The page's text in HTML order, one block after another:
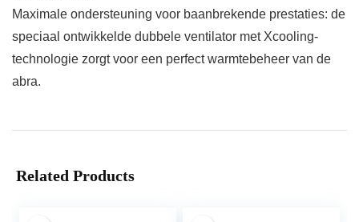
Maximale ondersteuning voor baanbrekende prestaties: de
speciaal ontwikkelde dubbele ventilator met Xcooling-
technologie zorgt voor een perfect warmtebeheer van de
abra.
Related Products